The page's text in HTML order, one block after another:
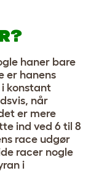
haner bare
er hanens
konstant
når
er mere
ind ved 6 til 8
race udgør
racer nogle
i